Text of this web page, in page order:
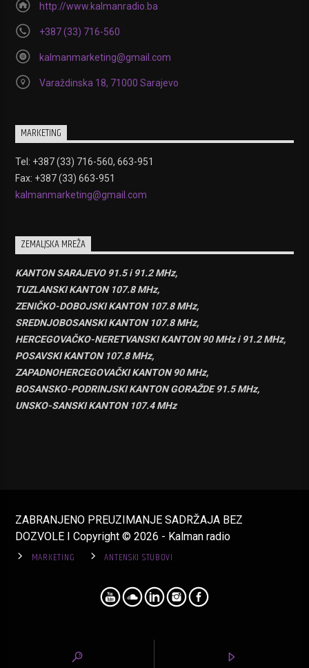
http://www.kalmanradio.ba
+387 (33) 716-560
kalmanmarketing@gmail.com
Varaždinska 18, 71000 Sarajevo
MARKETING
Tel: +387 (33) 716-560, 663-951
Fax: +387 (33) 663-951
kalmanmarketing@gmail.com
ZEMALJSKA MREŽA
KANTON SARAJEVO 91.5 i 91.2 MHz,
TUZLANSKI KANTON 107.8 MHz,
ZENIČKO-DOBOJSKI KANTON 107.8 MHz,
SREDNJOBOSANSKI KANTON 107.8 MHz,
HERCEGOVAČKO-NERETVANSKI KANTON 90 MHz i 91.2 MHz,
POSAVSKI KANTON 107.8 MHz,
ZAPADNOHERCEGOVAČKI KANTON 90 MHz,
BOSANSKO-PODRINJSKI KANTON GORAŽDE 91.5 MHz,
UNSKO-SANSKI KANTON 107.4 MHz
ZABRANJENO PREUZIMANJE SADRŽAJA BEZ
DOZVOLE I Copyright © 2026 - Kalman radio
MARKETING ANTENSKI STUBOVI